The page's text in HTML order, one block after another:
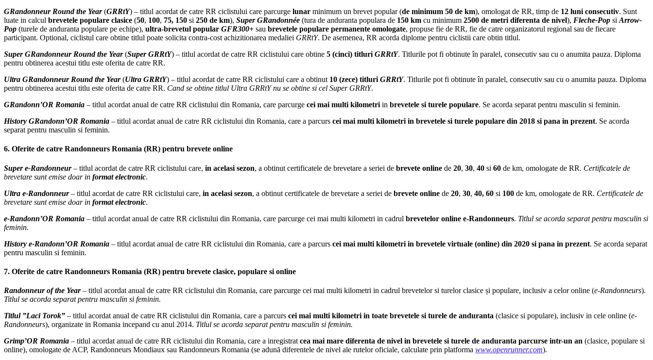
GRandonneur Round the Year(GRRtY) – titlul acordat de catre RR ciclistului care parcurge lunar minimum un brevet popular (de minimum 50 de km), omologat de RR, timp de 12 luni consecutiv. Sunt
luate in calcul brevetele populare clasice (50, 100, 75, 150 si 250 de km), Super GRandonnée (tura de anduranta populara de 150 km cu minimum 2500 de metri diferenta de nivel), Fleche-Pop si Arrow-
Pop (turele de anduranta populare pe echipe), ultra-brevetul popular GFR300+ sau brevetele populare permanente omologate, propuse fie de RR, fie de catre organizatorul regional sau de fiecare
participant. Optional, ciclistul care obtine titlul poate solicita contra-cost achizitionarea medaliei GRRtY. De asemenea, RR acorda diplome pentru ciclistii care obtin titlul.
Super GRandonneur Round the Year(Super GRRtY) – titlul acordat de catre RR ciclistului care obtine 5 (cinci) titluri GRRtY. Titlurile pot fi obtinute în paralel, consecutiv sau cu o anumita pauza. Diploma
pentru obtinerea acestui titlu este oferita de catre RR.
Ultra GRandonneurRound the Year(Ultra GRRtY) – titlul acordat de catre RR ciclistului care a obtinut 10 (zece) titluri GRRtY. Titlurile pot fi obtinute în paralel, consecutiv sau cu o anumita pauza. Diploma
pentru obtinerea acestui titlu este oferita de catre RR. Cand se obtine titlul Ultra GRRtY nu se obtine si cel Super GRRtY.
GRandonn’OR Romania – titlul acordat anual de catre RR ciclistului din Romania, care parcurge cei mai multi kilometri in brevetele si turele populare. Se acorda separat pentru masculin si feminin.
History GRandonn’OR Romania – titlul acordat anual de catre RR ciclistului din Romania, care a parcurs cei mai multi kilometri in brevetele si turele populare din 2018 si pana in prezent. Se acorda
separat pentru masculin si feminin.
6. Oferite de catre Randonneurs Romania (RR) pentru brevete online
Super e-Randonneur– titlul acordat de catre RR ciclistului care, in acelasi sezon, a obtinut certificatele de brevetare a seriei de brevete online de 20, 30, 40 si 60 de km, omologate de RR. Certificatele de
brevetare sunt emise doar in format electronic.
Ultra e-Randonneur– titlul acordat de catre RR ciclistului care, in acelasi sezon, a obtinut certificatele de brevetare a seriei de brevete online de 20, 30, 40, 60 si 100 de km, omologate de RR. Certificatele de
brevetare sunt emise doar in format electronic.
e-Randonn’OR Romania – titlul acordat anual de catre RR ciclistului din Romania, care parcurge cei mai multi kilometri in cadrul brevetelor online e-Randonneurs. Titlul se acorda separat pentru masculin si
feminin.
History e-Randonn’OR Romania – titlul acordat anual de catre RR ciclistului din Romania, care a parcurs cei mai multi kilometri in brevetele virtuale (online) din 2020 si pana in prezent. Se acorda separat
pentru masculin si feminin.
7. Oferite de catre Randonneurs Romania (RR) pentru brevete clasice, populare si online
Randonneur of the Year– titlul acordat anual de catre RR ciclistului din Romania, care parcurge cei mai multi kilometri in cadrul brevetelor si turelor clasice și populare, inclusiv a celor online (e-Randonneurs).
Titlul se acorda separat pentru masculin si feminin.
Titlul ”Laci Torok” – titlul acordat anual de catre RR ciclistului din Romania, care a parcurs cei mai multi kilometri in toate brevetele si turele de anduranta (clasice si populare), inclusiv in cele online (e-
Randonneurs), organizate in Romania incepand cu anul 2014. Titlul se acorda separat pentru masculin si feminin.
Grimp’OR Romania – titlul acordat anual de catre RR ciclistului din Romania, care a inregistrat cea mai mare diferenta de nivel in brevetele si turele de anduranta parcurse intr-un an (clasice, populare si
online), omologate de ACP, Randonneurs Mondiaux sau Randonneurs Romania (se adună diferentele de nivel ale rutelor oficiale, calculate prin platforma www.openrunner.com).